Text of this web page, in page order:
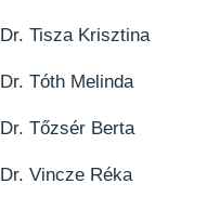
Dr. Tisza Krisztina
Dr. Tóth Melinda
Dr. Tőzsér Berta
Dr. Vincze Réka